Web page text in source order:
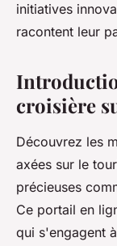
initiatives
racontent leur
croisière
Découvrez les
axées sur le
précieuses
Ce portail en
qui s'engagent